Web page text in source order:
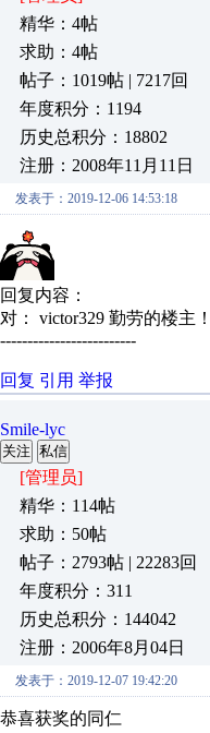
精华：4帖
求助：4帖
帖子：1019帖 | 7217回
年度积分：1194
历史总积分：18802
注册：2008年11月11日
发表于：2019-12-06 14:53:18
回复内容：
对： victor329 勤劳的楼主！
-------------------------
回复 引用 举报
Smile-lyc
关注 私信
[管理员]
精华：114帖
求助：50帖
帖子：2793帖 | 22283回
年度积分：311
历史总积分：144042
注册：2006年8月04日
发表于：2019-12-07 19:42:20
恭喜获奖的同仁